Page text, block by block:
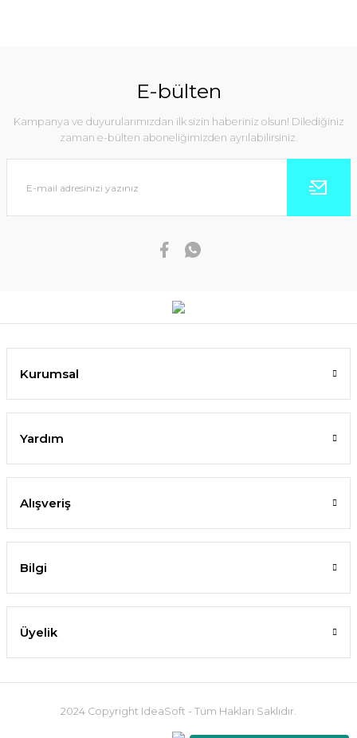
E-bülten
Kampanya ve duyurularımızdan ilk sizin haberiniz olsun! Dilediğiniz
zaman e-bülten aboneliğimizden ayrılabilirsiniz.
Kurumsal
Yardım
Alışveriş
Bilgi
Üyelik
2024 Copyright IdeaSoft - Tüm Hakları Saklıdır.